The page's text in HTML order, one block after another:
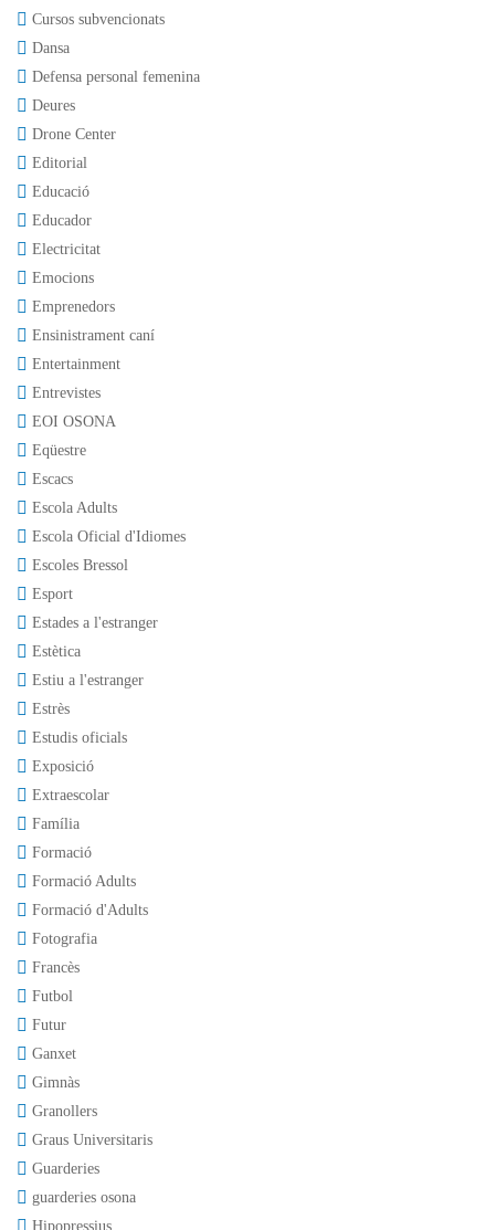
Cursos subvencionats
Dansa
Defensa personal femenina
Deures
Drone Center
Editorial
Educació
Educador
Electricitat
Emocions
Emprenedors
Ensinistrament caní
Entertainment
Entrevistes
EOI OSONA
Eqüestre
Escacs
Escola Adults
Escola Oficial d'Idiomes
Escoles Bressol
Esport
Estades a l'estranger
Estètica
Estiu a l'estranger
Estrès
Estudis oficials
Exposició
Extraescolar
Família
Formació
Formació Adults
Formació d'Adults
Fotografia
Francès
Futbol
Futur
Ganxet
Gimnàs
Granollers
Graus Universitaris
Guarderies
guarderies osona
Hipopressius